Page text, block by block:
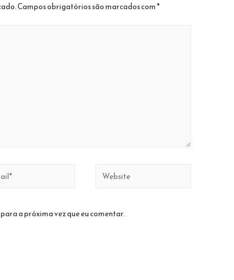
Campos obrigatórios são marcados com*
Website
a próxima vez que eu comentar.